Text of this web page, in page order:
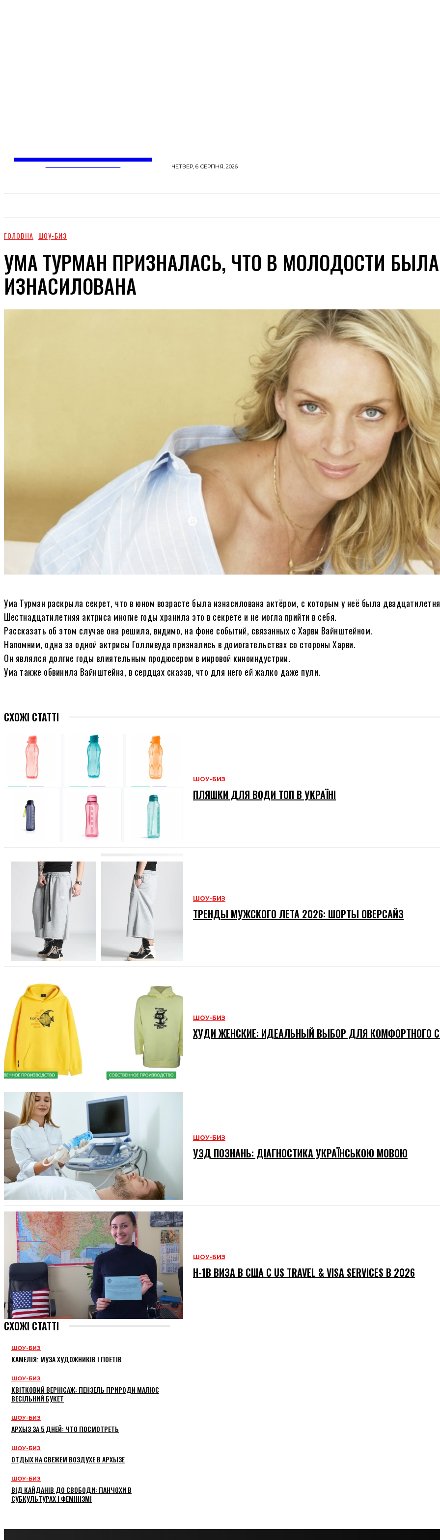
ЧЕТВЕР, 6 СЕРПНЯ, 2026
ГОЛОВНА ШОУ-БИЗ
УМА ТУРМАН ПРИЗНАЛАСЬ, ЧТО В МОЛОДОСТИ БЫЛА
ИЗНАСИЛОВАНА
Ума Турман раскрыла секрет, что в юном возрасте была изнасилована актёром, с которым у неё была
Шестнадцатилетняя актриса многие годы хранила это в секрете и не могла прийти в себя.
Рассказать об этом случае она решила, видимо, на фоне событий, связанных с Харви Вайнштейном.
Напомним, одна за одной актрисы Голливуда признались в домогательствах со стороны Харви.
Он являлся долгие годы влиятельным продюсером в мировой киноиндустрии.
Ума также обвинила Вайнштейна, в сердцах сказав, что для него ей жалко даже пули.
СХОЖІ СТАТТІ
ШОУ-БИЗ
ПЛЯШКИ ДЛЯ ВОДИ ТОП В УКРАЇНІ
ШОУ-БИЗ
ТРЕНДЫ МУЖСКОГО ЛЕТА 2026: ШОРТЫ ОВЕРСАЙЗ
ШОУ-БИЗ
ХУДИ ЖЕНСКИЕ: ИДЕАЛЬНЫЙ ВЫБОР ДЛЯ КОМФОРТНОГО
ШОУ-БИЗ
УЗД ПОЗНАНЬ: ДІАГНОСТИКА УКРАЇНСЬКОЮ МОВОЮ
ШОУ-БИЗ
H-1B ВИЗА В США С US TRAVEL & VISA SERVICES В 2026
СХОЖІ СТАТТІ
ШОУ-БИЗ
КАМЕЛІЯ: МУЗА ХУДОЖНИКІВ І ПОЕТІВ
ШОУ-БИЗ
КВІТКОВИЙ ВЕРНІСАЖ: ПЕНЗЕЛЬ ПРИРОДИ МАЛЮЄ
ВЕСІЛЬНИЙ БУКЕТ
ШОУ-БИЗ
АРХЫЗ ЗА 5 ДНЕЙ: ЧТО ПОСМОТРЕТЬ
ШОУ-БИЗ
ОТДЫХ НА СВЕЖЕМ ВОЗДУХЕ В АРХЫЗЕ
ШОУ-БИЗ
ВІД КАЙДАНІВ ДО СВОБОДИ: ПАНЧОХИ В
СУБКУЛЬТУРАХ І ФЕМІНІЗМІ